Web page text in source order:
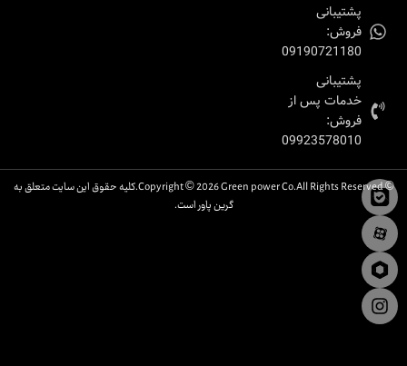
پشتیبانی
فروش:
09190721180
پشتیبانی
خدمات پس از
فروش:
09923578010
© Copyright © 2026 Green power Co.All Rights Reserved.کلیه حقوق این سایت متعلق به
گرین پاور است.